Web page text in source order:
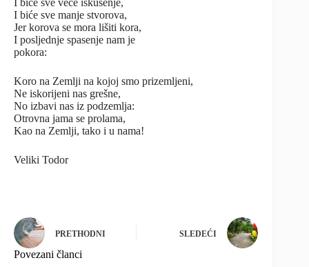
I biće sve veće iskušenje,
I biće sve manje stvorova,
Jer korova se mora lišiti kora,
I posljednje spasenje nam je
pokora:
Koro na Zemlji na kojoj smo prizemljeni,
Ne iskorijeni nas grešne,
No izbavi nas iz podzemlja:
Otrovna jama se prolama,
Kao na Zemlji, tako i u nama!
Veliki Todor
PRETHODNI SLEDEĆI
Povezani članci